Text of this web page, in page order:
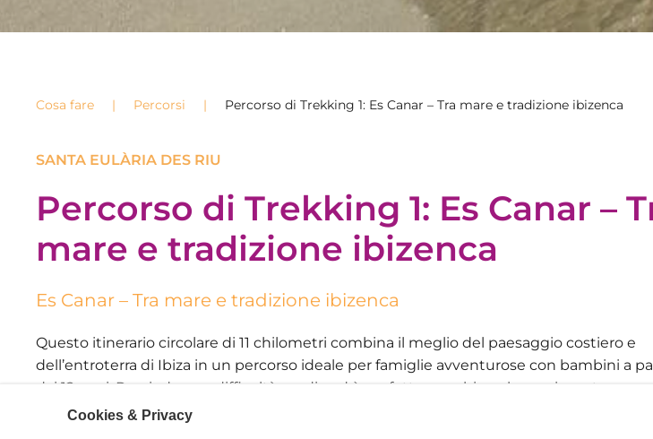
Cosa fare Percorsi Percorso di Trekking 1: Es Canar – Tra mare e tradizione ibizenca
SANTA EULÀRIA DES RIU
Percorso di Trekking 1: Es Canar –
mare e tradizione ibizenca
Es Canar – Tra mare e tradizione ibizenca
Questo itinerario circolare di 11 chilometri combina il meglio del paesaggio costiero e
dell’entroterra di Ibiza in un percorso ideale per famiglie avventurose con bambini a
dai 12 anni . Possiede una difficoltà media
ed è perfetto per chi vuole sperimentare una
passeggiata variegata, senza fretta e ricca di cose da scoprire.
Cookies & Privacy